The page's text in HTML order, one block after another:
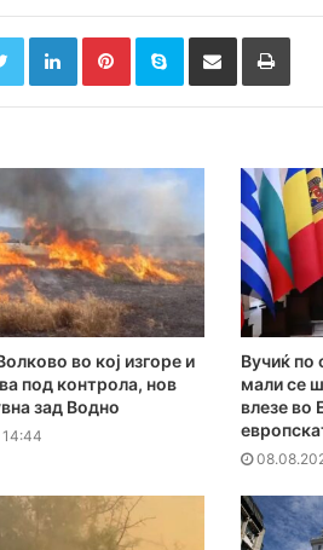
TwitterLinkedInPinterestSkype Сподели преку Е-маил
во кој изгоре и
под контрола, нов
зад Водно
Вучиќ по
мали се
влезе во